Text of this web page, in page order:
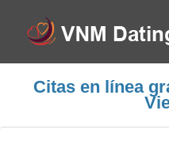
Citas en línea